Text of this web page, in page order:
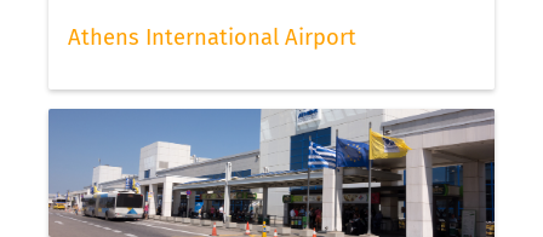
Athens International Airport